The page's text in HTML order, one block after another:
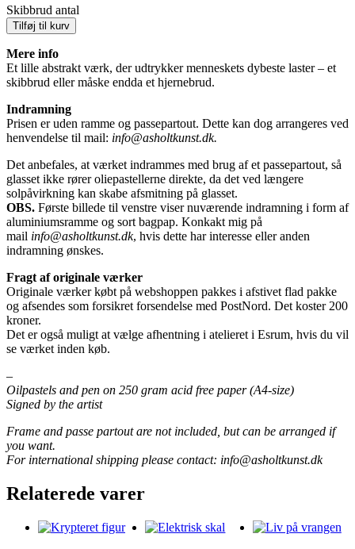
Skibbrud antal
Tilføj til kurv
Mere info
Et lille abstrakt værk, der udtrykker menneskets dybeste laster – et
skibbrud eller måske endda et hjernebrud.
Indramning
Prisen er uden ramme og passepartout. Dette kan dog arrangeres ved
henvendelse til mail: info@asholtkunst.dk.
Det anbefales, at værket indrammes med brug af et passepartout, så
glasset ikke rører oliepastellerne direkte, da det ved længere
solpåvirkning kan skabe afsmitning på glasset.
OBS. Første billede til venstre viser nuværende indramning i form af
aluminiumsramme og sort bagpap. Konkakt mig på
mail info@asholtkunst.dk, hvis dette har interesse eller anden
indramning ønskes.
Fragt af originale værker
Originale værker købt på webshoppen pakkes i afstivet flad pakke
og afsendes som forsikret forsendelse med PostNord. Det koster 200
kroner.
Det er også muligt at vælge afhentning i atelieret i Esrum, hvis du vil
se værket inden køb.
–
Oilpastels and pen on 250 gram acid free paper (A4-size)
Signed by the artist
Frame and passe partout are not included, but can be arranged if
you want.
For international shipping please contact: info@asholtkunst.dk
Relaterede varer